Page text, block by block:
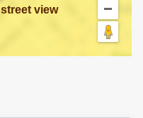
street view